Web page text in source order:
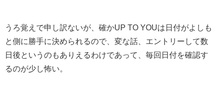
うろ覚えで申し訳ないが、確かUP TO YOUは日付がよしも
と側に勝手に決められるので、変な話、エントリーして数
日後というのもありえるわけであって、毎回日付を確認す
るのが少し怖い。